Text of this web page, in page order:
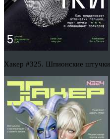
Хакер #325. Шпионские штучки